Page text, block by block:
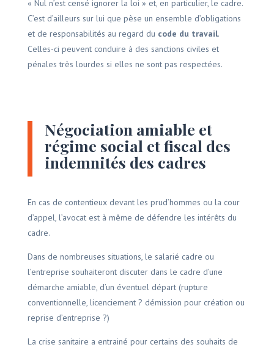
« Nul n’est censé ignorer la loi » et, en particulier, le cadre.
C’est d’ailleurs sur lui que pèse un ensemble d’obligations
et de responsabilités au regard du code du travail.
Celles-ci peuvent conduire à des sanctions civiles et
pénales très lourdes si elles ne sont pas respectées.
Négociation amiable et
régime social et fiscal des
indemnités des cadres
En cas de contentieux devant les prud’hommes ou la cour
d’appel, l’avocat est à même de défendre les intérêts du
cadre.
Dans de nombreuses situations, le salarié cadre ou
l’entreprise souhaiteront discuter dans le cadre d’une
démarche amiable, d’un éventuel départ (rupture
conventionnelle, licenciement ? démission pour création ou
reprise d’entreprise ?)
La crise sanitaire a entrainé pour certains des souhaits de